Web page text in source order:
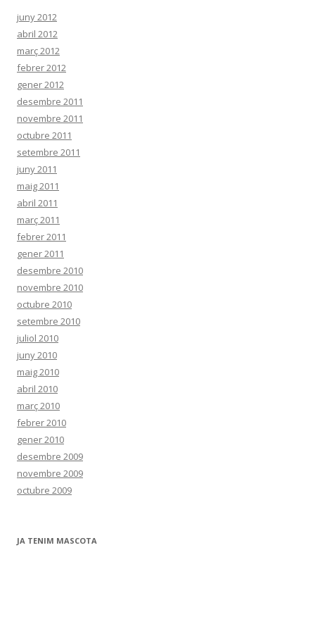
juny 2012
abril 2012
març 2012
febrer 2012
gener 2012
desembre 2011
novembre 2011
octubre 2011
setembre 2011
juny 2011
maig 2011
abril 2011
març 2011
febrer 2011
gener 2011
desembre 2010
novembre 2010
octubre 2010
setembre 2010
juliol 2010
juny 2010
maig 2010
abril 2010
març 2010
febrer 2010
gener 2010
desembre 2009
novembre 2009
octubre 2009
JA TENIM MASCOTA